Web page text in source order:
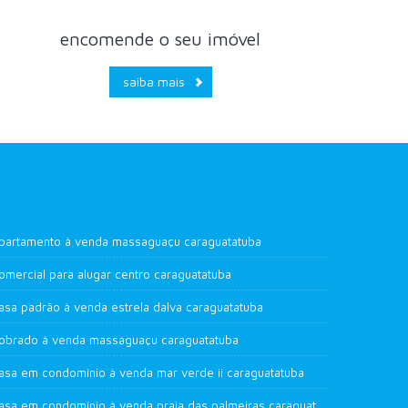
encomende o seu imóvel
saiba mais
à venda massaguaçu caraguatatuba
para alugar centro caraguatatuba
padrão à venda estrela dalva caraguatatuba
à venda massaguaçu caraguatatuba
em condomínio à venda mar verde ii caraguatatuba